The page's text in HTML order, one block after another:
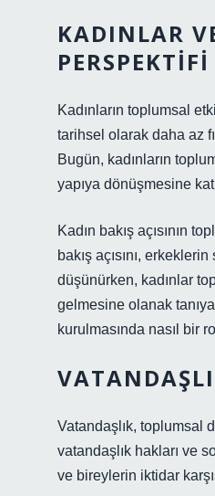
KADINLAR
PERSPEKTIFI
Kadınların toplumsal
tarihsel olarak daha az
Bugün, kadınların
yapıya dönüşmesine
Kadın bakış açısının
bakış açısını,
düşünürken, kadınlar
gelmesine olanak
kurulmasında nasıl bir
Vatandaşlık, toplumsal
vatandaşlık hakları ve
ve bireylerin iktidar